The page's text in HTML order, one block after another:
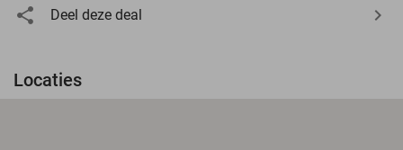
Deel deze deal
Locaties